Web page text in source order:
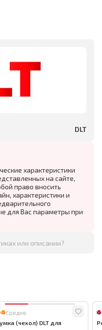
DLT
характеристики
на сайте,
право вносить
характеристики и
для Вас параметры при
или описании?
Средне
(чехол) DLT для